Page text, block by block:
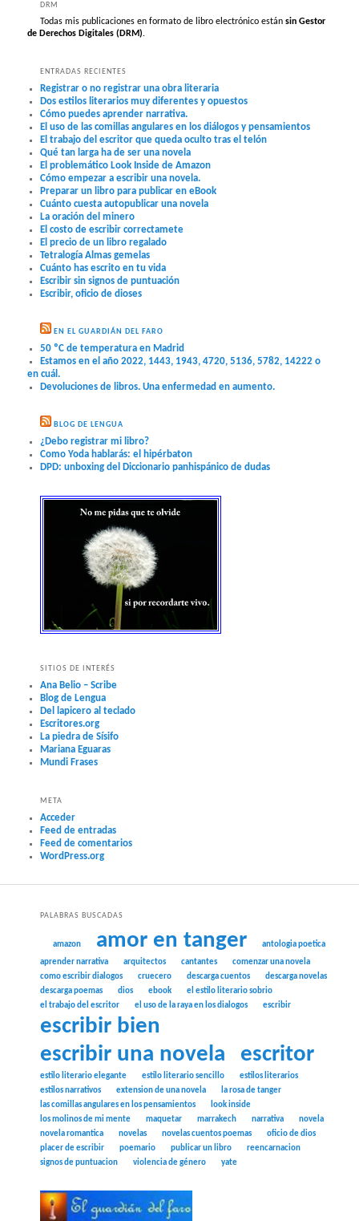
DRM
Todas mis publicaciones en formato de libro electrónico estánsin Gestor
de Derechos Digitales (DRM).
ENTRADAS RECIENTES
Registrar o no registrar una obra literaria
Dos estilos literarios muy diferentes y opuestos
Cómo puedes aprender narrativa.
El uso de las comillas angulares en los diálogos y pensamientos
El trabajo del escritor que queda oculto tras el telón
Qué tan larga ha de ser una novela
El problemático Look Inside de Amazon
Cómo empezar a escribir una novela.
Preparar un libro para publicar en eBook
Cuánto cuesta autopublicar una novela
La oración del minero
El costo de escribir correctamete
El precio de un libro regalado
Tetralogía Almas gemelas
Cuánto has escrito en tu vida
Escribir sin signos de puntuación
Escribir, oficio de dioses
EN EL GUARDIÁN DEL FARO
50 ºC de temperatura en Madrid
Estamos en el año 2022, 1443, 1943, 4720, 5136, 5782, 14222 o
en cuál.
Devoluciones de libros. Una enfermedad en aumento.
BLOG DE LENGUA
¿Debo registrar mi libro?
Como Yoda hablarás: el hipérbaton
DPD: unboxing del Diccionario panhispánico de dudas
SITIOS DE INTERÉS
Ana Belio – Scribe
Blog de Lengua
Del lapicero al teclado
Escritores.org
La piedra de Sísifo
Mariana Eguaras
Mundi Frases
META
Acceder
Feed de entradas
Feed de comentarios
WordPress.org
PALABRAS BUSCADAS
amazon amor en tanger
antologia poetica
aprender narrativa
arquitectos cantantes
comenzar una novela
como escribir dialogos
cruecero descarga cuentos
descarga novelas
descarga poemas
dios ebook
el estilo literario sobrio
el trabajo del escritor
el uso de la raya en los dialogos escribir
escribir bien
escribir una novela
escritor
estilo literario elegante estilo literario sencillo
estilos literarios
estilos narrativos
extension de una novela
la rosa de tanger
las comillas angulares en los pensamientos
look inside
los molinos de mi mente
maquetar marrakech narrativa
novela
novela romantica
novelas novelas cuentos poemas
oficio de dios
placer de escribir
poemario publicar un libro
reencarnacion
signos de puntuacion
violencia de género yate